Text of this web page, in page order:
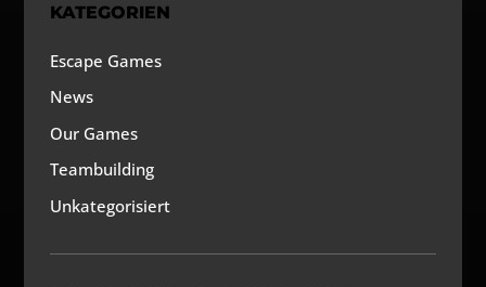
KATEGORIEN
Escape Games
News
Our Games
Teambuilding
Unkategorisiert